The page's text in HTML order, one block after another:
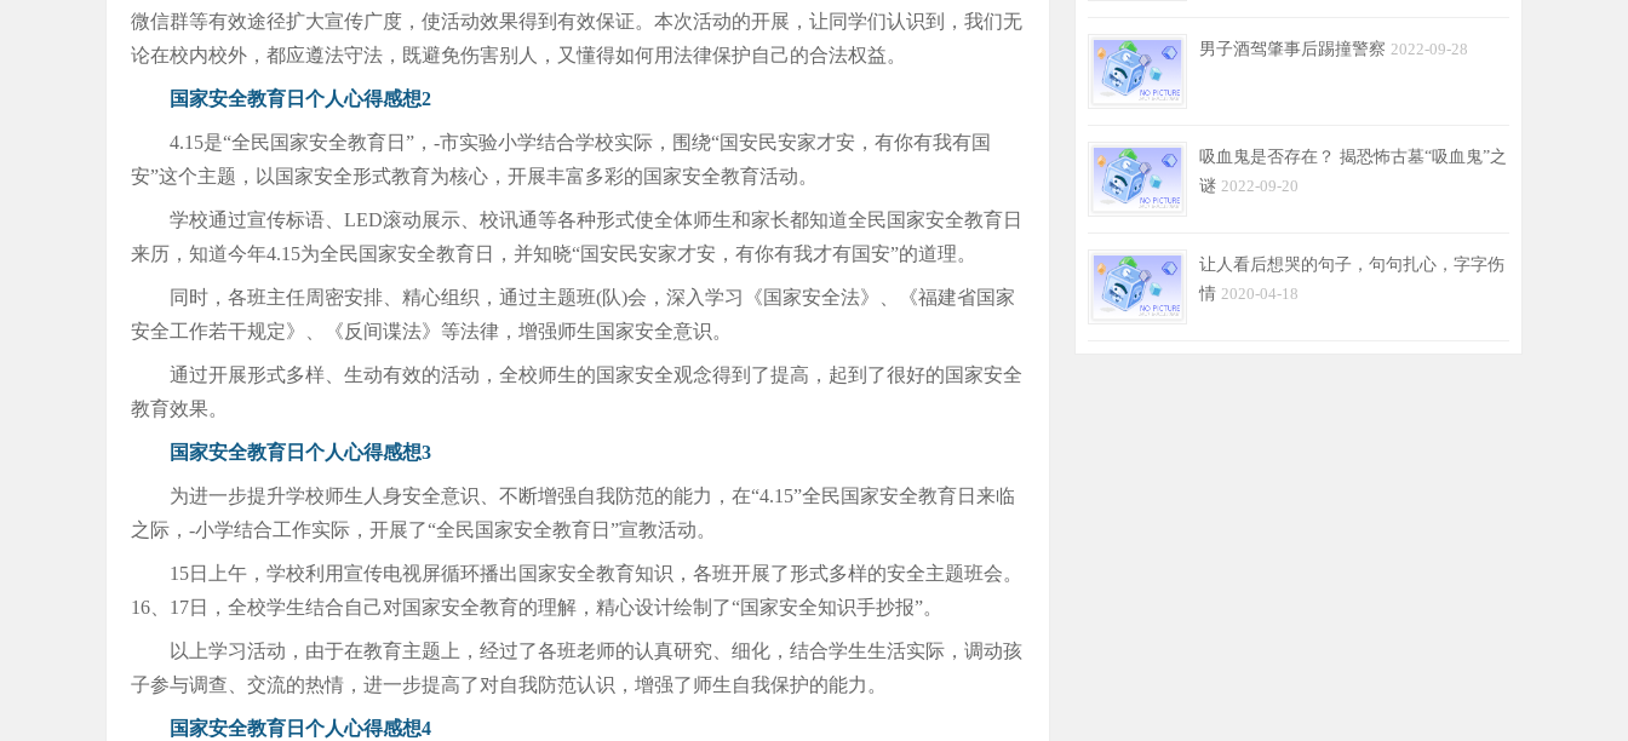
微信群等有效途径扩大宣传广度，使活动效果得到有效保证。本次活动的开展，让同学们认识到，我们无
论在校内校外，都应遵法守法，既避免伤害别人，又懂得如何用法律保护自己的合法权益。
国家安全教育日个人心得感想2
4.15是“全民国家安全教育日”，-市实验小学结合学校实际，围绕“国安民安家才安，有你有我有国
安”这个主题，以国家安全形式教育为核心，开展丰富多彩的国家安全教育活动。
学校通过宣传标语、LED滚动展示、校讯通等各种形式使全体师生和家长都知道全民国家安全教育日
来历，知道今年4.15为全民国家安全教育日，并知晓“国安民安家才安，有你有我才有国安”的道理。
同时，各班主任周密安排、精心组织，通过主题班(队)会，深入学习《国家安全法》、《福建省国家
安全工作若干规定》、《反间谍法》等法律，增强师生国家安全意识。
通过开展形式多样、生动有效的活动，全校师生的国家安全观念得到了提高，起到了很好的国家安全
教育效果。
国家安全教育日个人心得感想3
为进一步提升学校师生人身安全意识、不断增强自我防范的能力，在“4.15”全民国家安全教育日来临
之际，-小学结合工作实际，开展了“全民国家安全教育日”宣教活动。
15日上午，学校利用宣传电视屏循环播出国家安全教育知识，各班开展了形式多样的安全主题班会。
16、17日，全校学生结合自己对国家安全教育的理解，精心设计绘制了“国家安全知识手抄报”。
以上学习活动，由于在教育主题上，经过了各班老师的认真研究、细化，结合学生生活实际，调动孩
子参与调查、交流的热情，进一步提高了对自我防范认识，增强了师生自我保护的能力。
国家安全教育日个人心得感想4
男子酒驾肇事后踢撞警察 2022-09-28
吸血鬼是否存在？ 揭恐怖古墓“吸血鬼”之
谜 2022-09-20
让人看后想哭的句子，句句扎心，字字伤
情 2020-04-18